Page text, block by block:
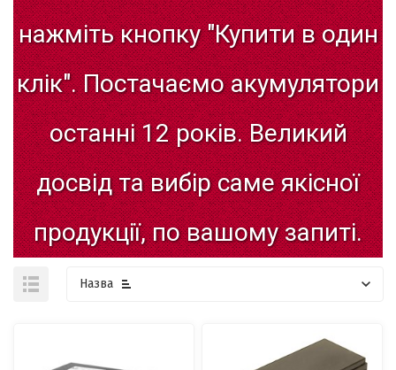
нажміть кнопку "Купити в один
клік". Постачаємо акумулятори
останні 12 років. Великий
досвід та вибір саме якісної
продукції, по вашому запиті.
Назва